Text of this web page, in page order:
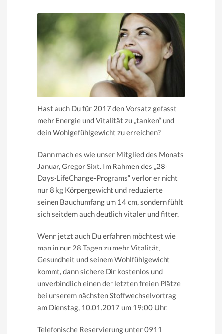
Hast auch Du für 2017 den Vorsatz gefasst
mehr Energie und Vitalität zu „tanken“ und
dein Wohlgefühlgewicht zu erreichen?
Dann mach es wie unser Mitglied des Monats
Januar, Gregor Sixt. Im Rahmen des „28-
Days-LifeChange-Programs“ verlor er nicht
nur 8 kg Körpergewicht und reduzierte
seinen Bauchumfang um 14 cm, sondern fühlt
sich seitdem auch deutlich vitaler und fitter.
Wenn jetzt auch Du erfahren möchtest wie
man in nur 28 Tagen zu mehr Vitalität,
Gesundheit und seinem Wohlfühlgewicht
kommt, dann sichere Dir kostenlos und
unverbindlich einen der letzten freien Plätze
bei unserem nächsten Stoffwechselvortrag
am Dienstag, 10.01.2017 um 19:00 Uhr.
Telefonische Reservierung unter 0911